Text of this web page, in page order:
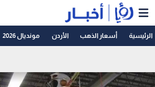
الرئيسية أسعار الذهب الأردن مونديال 2026